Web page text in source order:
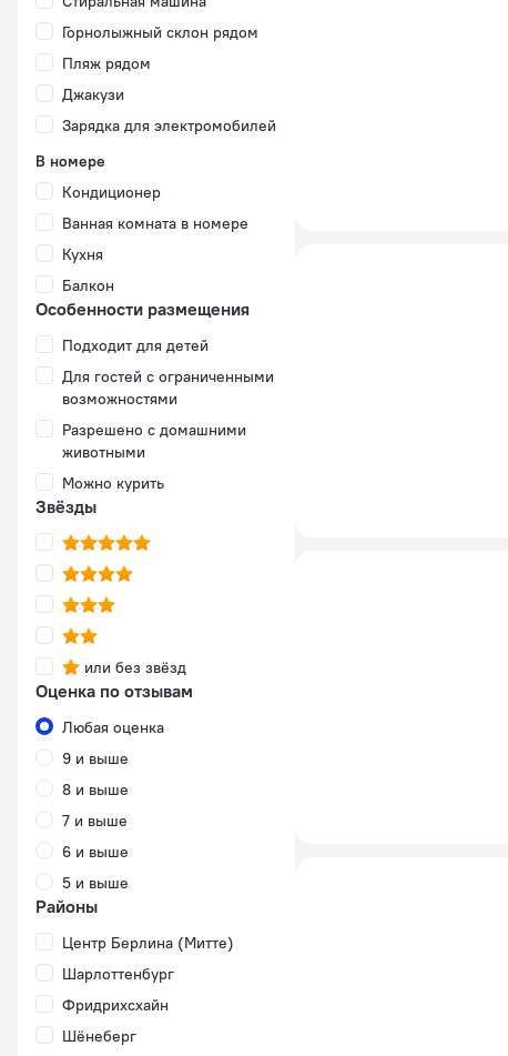
Горнолыжный склон рядом
Пляж рядом
Джакузи
Зарядка для электромобилей
В номере
Кондиционер
Ванная комната в номере
Кухня
Балкон
Особенности размещения
Подходит для детей
Для гостей с ограниченными
возможностями
Разрешено с домашними
животными
Можно курить
Звёзды
или без звёзд
Оценка по отзывам
Любая оценка
9 и выше
8 и выше
7 и выше
6 и выше
5 и выше
Районы
Центр Берлина (Митте)
Шарлоттенбург
Фридрихсхайн
Шёнеберг